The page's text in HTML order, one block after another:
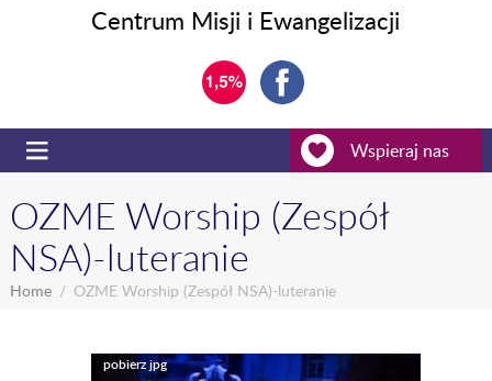
Centrum Misji i Ewangelizacji
Wspieraj nas
OZME Worship (Zespół
NSA)-luteranie
Home OZME Worship (Zespół NSA)-luteranie